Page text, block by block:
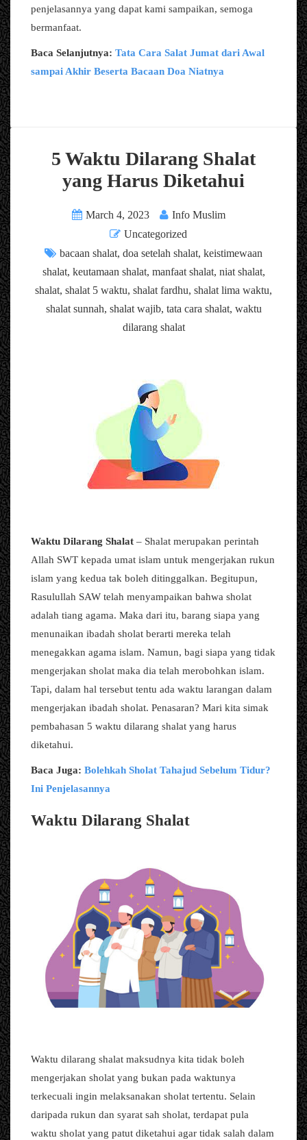
penjelasannya yang dapat kami sampaikan, semoga
bermanfaat.
Baca Selanjutnya: Tata Cara Salat Jumat dari Awal
sampai Akhir Beserta Bacaan Doa Niatnya
5 Waktu Dilarang Shalat
yang Harus Diketahui
March 4, 2023
Info Muslim
Uncategorized
bacaan shalat, doa setelah shalat, keistimewaan
shalat, keutamaan shalat, manfaat shalat, niat shalat,
shalat, shalat 5 waktu, shalat fardhu, shalat lima waktu,
shalat sunnah, shalat wajib, tata cara shalat, waktu
dilarang shalat
Waktu Dilarang Shalat – Shalat merupakan perintah
Allah SWT kepada umat islam untuk mengerjakan rukun
islam yang kedua tak boleh ditinggalkan. Begitupun,
Rasulullah SAW telah menyampaikan bahwa sholat
adalah tiang agama. Maka dari itu, barang siapa yang
menunaikan ibadah sholat berarti mereka telah
menegakkan agama islam. Namun, bagi siapa yang tidak
mengerjakan sholat maka dia telah merobohkan islam.
Tapi, dalam hal tersebut tentu ada waktu larangan dalam
mengerjakan ibadah sholat. Penasaran? Mari kita simak
pembahasan 5 waktu dilarang shalat yang harus
diketahui.
Baca Juga: Bolehkah Sholat Tahajud Sebelum Tidur?
Ini Penjelasannya
Waktu Dilarang Shalat
Waktu dilarang shalat maksudnya kita tidak boleh
mengerjakan sholat yang bukan pada waktunya
terkecuali ingin melaksanakan sholat tertentu. Selain
daripada rukun dan syarat sah sholat, terdapat pula
waktu sholat yang patut diketahui agar tidak salah dalam